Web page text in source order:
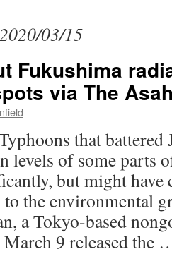
2020/03/15
Fukushima
via The
nfield
that battered
levels of some parts
but might have
the environmental
a Tokyo-based
March 9 released the